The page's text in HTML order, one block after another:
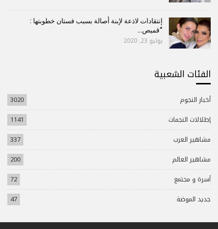
إنتقادات لاذعة لإبنة أصالة بسبب فستان خطوبتها :
“قميص…
يوليو 23, 2020
الفئات الشعبية
أخبار النجوم
3020
إطلالات النجمات
1141
مشاهير العرب
337
مشاهير العالم
200
أسرة و مجتمع
72
جديد الموضة
47